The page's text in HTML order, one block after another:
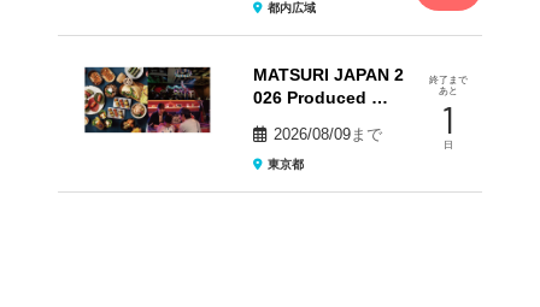
都内広域
MATSURI JAPAN 2
026 Produced …
2026/08/09まで
東京都
終了まで
あと
1
日